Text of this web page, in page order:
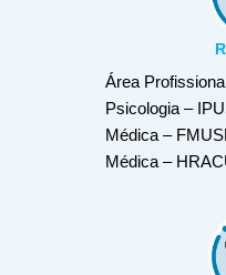
Área
Psicologia –
Médica –
Médica –